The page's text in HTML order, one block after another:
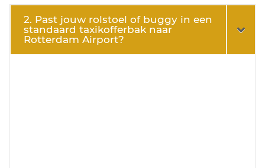
2. Past jouw rolstoel of buggy in een
standaard taxikofferbak naar
Rotterdam Airport?